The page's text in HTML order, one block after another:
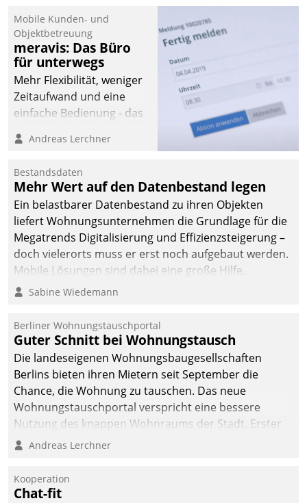
integrieren.
Mobile Kunden- und
Objektbetreuung
meravis: Das Büro
für unterwegs
Mehr Flexibilität, weniger
Zeitaufwand und eine
einfache Bedienung - das
Cockpit für mobile
Datatrain. Die meravis
Wohnungsbau- und
Immobilien GmbH hat
sich dabei für den Betrieb
der Lösung über die SAP
Cloud Platform
entschieden - als erstes
Unternehmen am
Andreas Lerchner
Bestandsdaten
Mehr Wert auf den Datenbestand legen
Ein belastbarer Datenbestand zu ihren Objekten
liefert Wohnungsunternehmen die Grundlage für die
Megatrends Digitalisierung und Effizienzsteigerung –
doch vielerorts muss er erst noch aufgebaut werden.
Mobile Lösungen sind dabei eine große Hilfe.
Sabine Wiedemann
Berliner Wohnungstauschportal
Guter Schnitt bei Wohnungstausch
Die landeseigenen Wohnungsbaugesellschaften
Berlins bieten ihren Mietern seit September die
Chance, die Wohnung zu tauschen. Das neue
Wohnungstauschportal verspricht eine bessere
Nutzung des knappen Wohnraums der Stadt. Erster
Anwendungsfall für Datatrains Lösung API-Hub mit
Unternehmen.
Andreas Lerchner
Kooperation
Chat-fit